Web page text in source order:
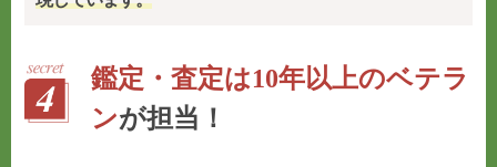
鑑定・査定は10年以上のベテラ
ンが担当！